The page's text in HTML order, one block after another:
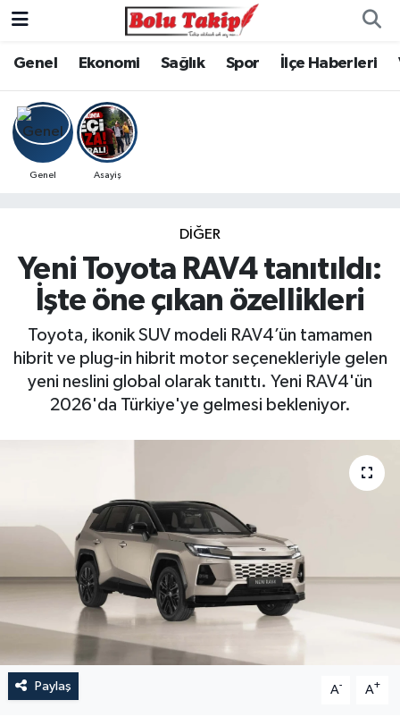
Genel Ekonomi Sağlık Spor İlçe Haberleri
Genel Asayiş
DIĞER
Yeni Toyota RAV4 tanıtıldı:
İşte öne çıkan özellikleri
Toyota, ikonik SUV modeli RAV4’ün tamamen
hibrit ve plug-in hibrit motor seçenekleriyle gelen
yeni neslini global olarak tanıttı. Yeni RAV4'ün
2026'da Türkiye'ye gelmesi bekleniyor.
Paylaş A- A+